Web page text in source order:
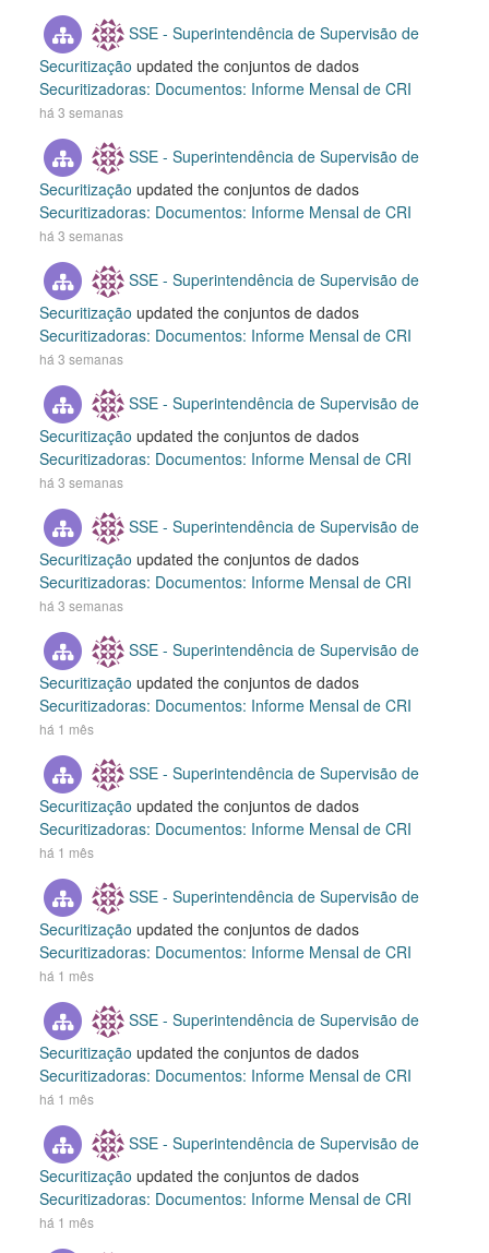
SSE - Superintendência de Supervisão de
Securitização updated the conjuntos de dados
Securitizadoras: Documentos: Informe Mensal de CRI
há 3 semanas
SSE - Superintendência de Supervisão de
Securitização updated the conjuntos de dados
Securitizadoras: Documentos: Informe Mensal de CRI
há 3 semanas
SSE - Superintendência de Supervisão de
Securitização updated the conjuntos de dados
Securitizadoras: Documentos: Informe Mensal de CRI
há 3 semanas
SSE - Superintendência de Supervisão de
Securitização updated the conjuntos de dados
Securitizadoras: Documentos: Informe Mensal de CRI
há 3 semanas
SSE - Superintendência de Supervisão de
Securitização updated the conjuntos de dados
Securitizadoras: Documentos: Informe Mensal de CRI
há 3 semanas
SSE - Superintendência de Supervisão de
Securitização updated the conjuntos de dados
Securitizadoras: Documentos: Informe Mensal de CRI
há 1 mês
SSE - Superintendência de Supervisão de
Securitização updated the conjuntos de dados
Securitizadoras: Documentos: Informe Mensal de CRI
há 1 mês
SSE - Superintendência de Supervisão de
Securitização updated the conjuntos de dados
Securitizadoras: Documentos: Informe Mensal de CRI
há 1 mês
SSE - Superintendência de Supervisão de
Securitização updated the conjuntos de dados
Securitizadoras: Documentos: Informe Mensal de CRI
há 1 mês
SSE - Superintendência de Supervisão de
Securitização updated the conjuntos de dados
Securitizadoras: Documentos: Informe Mensal de CRI
há 1 mês